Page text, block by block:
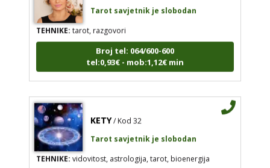
Tarot savjetnik je slobodan
TEHNIKE:tarot, razgovori
Broj tel: 064/600-600
tel:0,93€ - mob:1,12€ min
KETY / Kod 32
Tarot savjetnik je slobodan
TEHNIKE:vidovitost, astrologija, tarot, bioenergija